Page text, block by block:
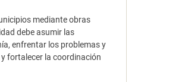
mediante obras
debe asumir las
enfrentar los problemas y
fortalecer la coordinación